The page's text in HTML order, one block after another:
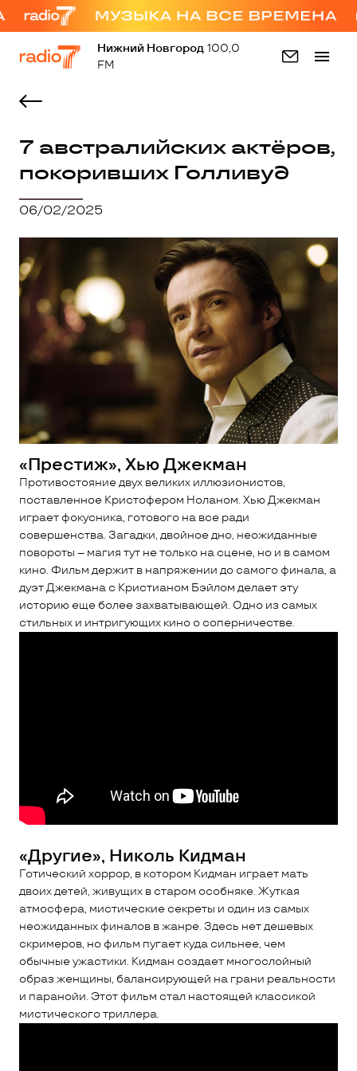
Нижний Новгород 100,0
FM
7 австралийских актёров,
покоривших Голливуд
06/02/2025
«Престиж», Хью Джекман
Противостояние двух великих иллюзионистов,
поставленное Кристофером Ноланом. Хью Джекман
играет фокусника, готового на все ради
совершенства. Загадки, двойное дно, неожиданные
повороты – магия тут не только на сцене, но и в самом
кино. Фильм держит в напряжении до самого финала, а
дуэт Джекмана с Кристианом Бэйлом делает эту
историю еще более захватывающей. Одно из самых
стильных и интригующих кино о соперничестве.
«Другие», Николь Кидман
Готический хоррор, в котором Кидман играет мать
двоих детей, живущих в старом особняке. Жуткая
атмосфера, мистические секреты и один из самых
неожиданных финалов в жанре. Здесь нет дешевых
скримеров, но фильм пугает куда сильнее, чем
обычные ужастики. Кидман создает многослойный
образ женщины, балансирующей на грани реальности
и паранойи. Этот фильм стал настоящей классикой
мистического триллера.